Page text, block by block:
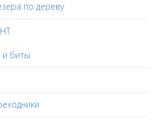
по дереву
и биты